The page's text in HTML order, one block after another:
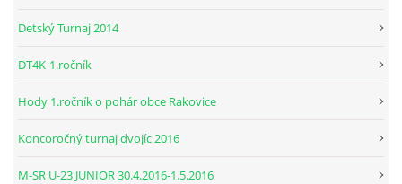
Detský Turnaj 2014
DT4K-1.ročník
Hody 1.ročník o pohár obce Rakovice
Koncoročný turnaj dvojíc 2016
M-SR U-23 JUNIOR 30.4.2016-1.5.2016